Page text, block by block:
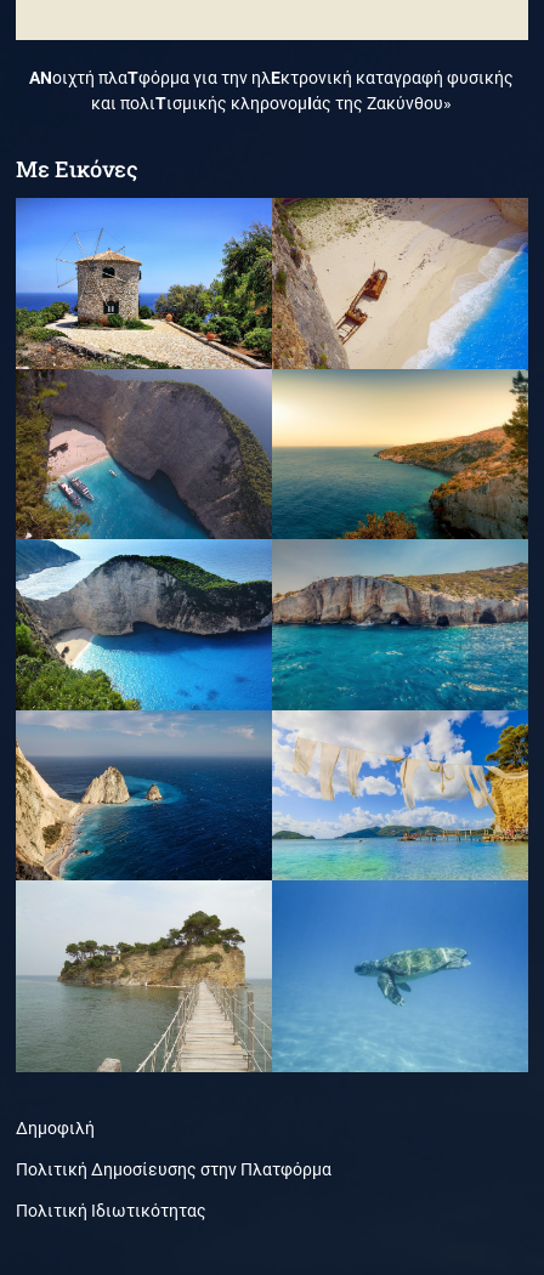
ΑΝοιχτή πλαΤφόρμα για την ηλΕκτρονική καταγραφή φυσικής
και πολιΤισμικής κληρονομΙάς της Ζακύνθου»
Με Εικόνες
Δημοφιλή
Πολιτική Δημοσίευσης στην Πλατφόρμα
Πολιτική Ιδιωτικότητας